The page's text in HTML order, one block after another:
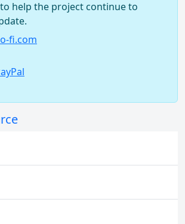
help the project continue to
fi.com